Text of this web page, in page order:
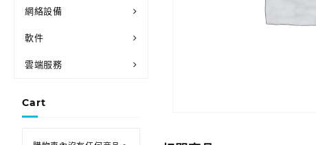
網絡設備
軟件
雲端服務
Cart